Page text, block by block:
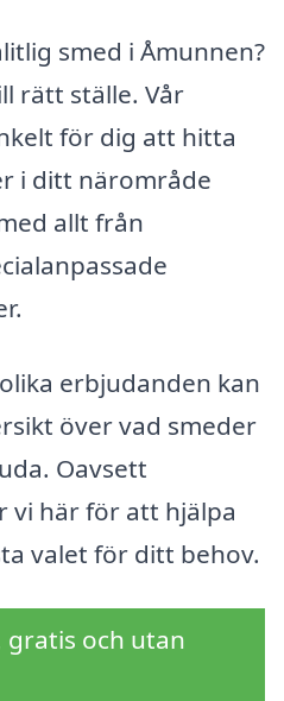
smed i Åmunnen?
rätt ställe. Vår
för dig att hitta
i ditt närområde
allt från
erbjudanden kan
över vad smeder
Oavsett
vi här för att hjälpa
valet för ditt behov.
gratis och utan